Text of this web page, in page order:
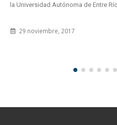
la Universidad Autónoma de Entre
29 noviembre, 2017